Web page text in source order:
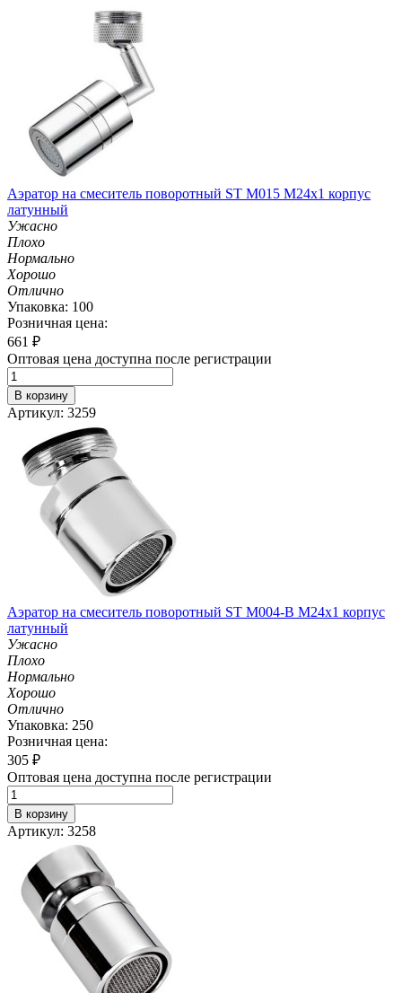
Аэратор на смеситель поворотный ST M015 M24х1 корпус
латунный
Ужасно
Плохо
Нормально
Хорошо
Отлично
Упаковка: 100
Розничная цена:
661 ₽
Оптовая цена доступна после регистрации
В корзину
Артикул: 3259
Аэратор на смеситель поворотный ST М004-B М24х1 корпус
латунный
Ужасно
Плохо
Нормально
Хорошо
Отлично
Упаковка: 250
Розничная цена:
305 ₽
Оптовая цена доступна после регистрации
В корзину
Артикул: 3258